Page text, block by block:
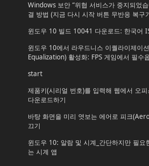
Windows 보안 “위협 서비스가 중지되었
결 방법 (지금 다시 시작 버튼 무반응 복구
윈도우 10 빌드 10041 다운로드: 한국어
윈도우 10에서 라우드니스 이퀄라이제이
Equalization) 활성화: FPS 게임에서 필수
start
제품키(시리얼 번호)를 입력해 웹에서 오
다운로드하기
바탕 화면을 미리 엿보는 에어로 피크
끄기
윈도우 10: 알람 및 시계_간단하지만 필요
는 시계 앱